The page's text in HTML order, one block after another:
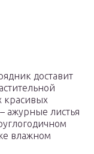
доставит
красивых
ажурные листья
влажном